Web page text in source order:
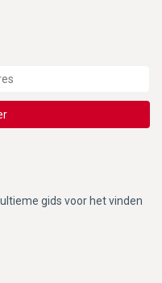
gids voor het vinden